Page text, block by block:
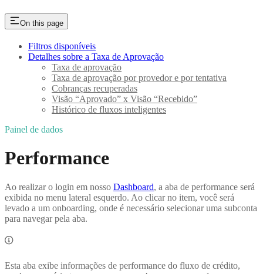
On this page
Filtros disponíveis
Detalhes sobre a Taxa de Aprovação
Taxa de aprovação
Taxa de aprovação por provedor e por tentativa
Cobranças recuperadas
Visão “Aprovado” x Visão “Recebido”
Histórico de fluxos inteligentes
Painel de dados
Performance
Ao realizar o login em nosso Dashboard, a aba de performance será
exibida no menu lateral esquerdo. Ao clicar no item, você será
levado a um onboarding, onde é necessário selecionar uma subconta
para navegar pela aba.
Esta aba exibe informações de performance do fluxo de crédito,